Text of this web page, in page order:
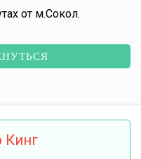
от м.Сокол.
Кинг